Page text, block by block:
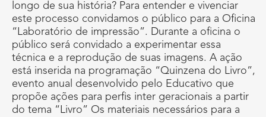
longo de sua história? Para entender e vivenciar
este processo convidamos o público para a Oficina
“Laboratório de impressão”. Durante a oficina o
público será convidado a experimentar essa
técnica e a reprodução de suas imagens. A ação
está inserida na programação “Quinzena do Livro”,
evento anual desenvolvido pelo Educativo que
propõe ações para perfis inter geracionais a partir
do tema “Livro” Os materiais necessários para a